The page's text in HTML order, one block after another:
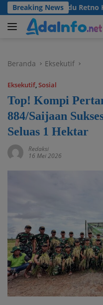
Langsung
ke
konten
Breaking News
Desa Madu Retno Kini
Beranda Eksekutif
Eksekutif,Sosial
Top! Kompi
884/Saijaan
Seluas 1 Hektar
Redaksi
16 Mei 2026